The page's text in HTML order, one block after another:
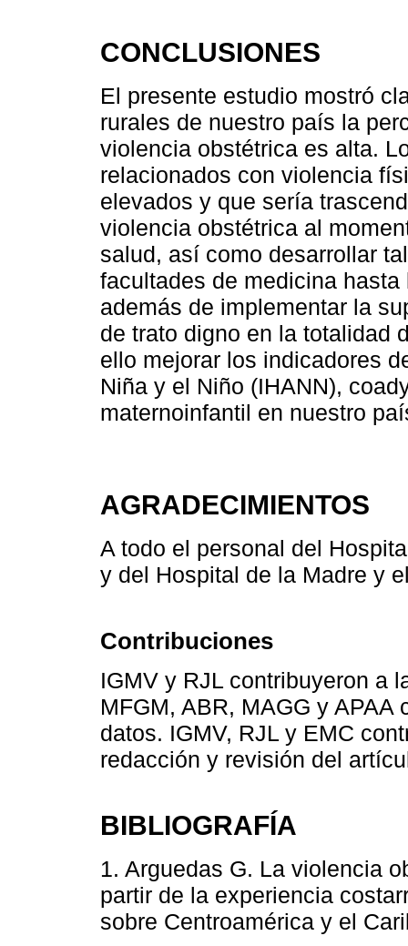
CONCLUSIONES
El presente estudio mostró
rurales de nuestro país la
violencia obstétrica es alta.
relacionados con violencia
elevados y que sería
violencia obstétrica al
salud, así como desarrollar
facultades de medicina
además de implementar la
de trato digno en la totalidad
ello mejorar los indicadores
Niña y el Niño (IHANN),
maternoinfantil en nuestro
AGRADECIMIENTOS
A todo el personal del
y del Hospital de la Madre y
Contribuciones
IGMV y RJL contribuyeron a
MFGM, ABR, MAGG y
datos. IGMV, RJL y EMC
redacción y revisión del
BIBLIOGRAFÍA
1. Arguedas G. La violencia
partir de la experiencia
sobre Centroamérica y el